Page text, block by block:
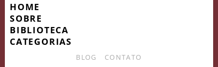
HOME
SOBRE
BIBLIOTECA
CATEGORIAS
BLOG CONTATO